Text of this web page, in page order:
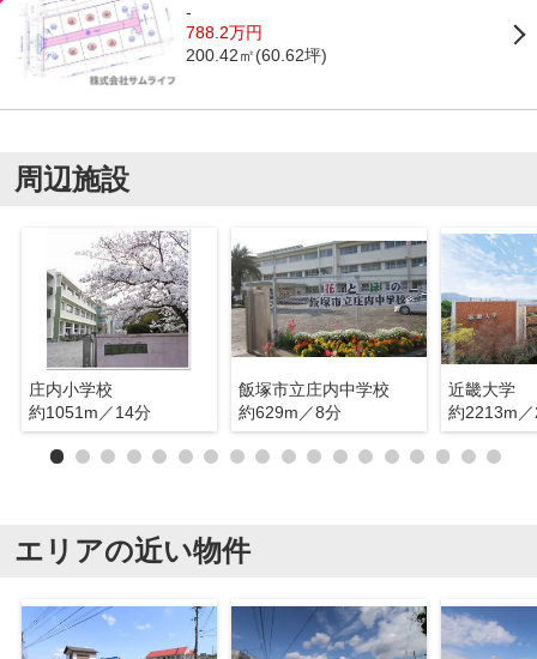
-
788.2万円
200.42㎡(60.62坪)
周辺施設
庄内小学校
約1051m／14分
飯塚市立庄内中学校
約629m／8分
近畿大学
約2213m
エリアの近い物件